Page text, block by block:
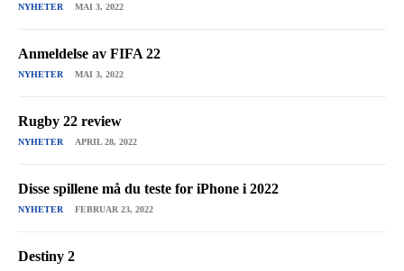
NYHETER MAI 3, 2022
Anmeldelse av FIFA 22
NYHETER MAI 3, 2022
Rugby 22 review
NYHETER APRIL 28, 2022
Disse spillene må du teste for iPhone i 2022
NYHETER FEBRUAR 23, 2022
Destiny 2